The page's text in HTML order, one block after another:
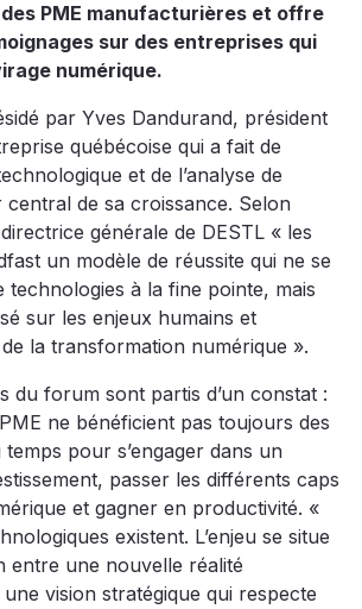
PME manufacturières et offre
sur des entreprises qui
numérique.
par Yves Dandurand, président
québécoise qui a fait de
et de l’analyse de
central de sa croissance. Selon
générale de DESTL « les
un modèle de réussite qui ne se
technologies à la fine pointe, mais
sur les enjeux humains et
la transformation numérique ».
du forum sont partis d’un constat :
ne bénéficient pas toujours des
pour s’engager dans un
passer les différents caps
et gagner en productivité. «
existent. L’enjeu se situe
entre une nouvelle réalité
vision stratégique qui respecte